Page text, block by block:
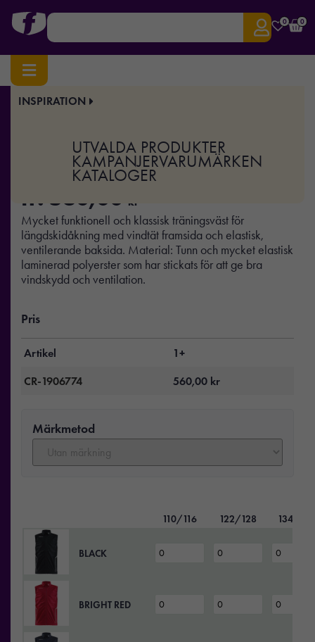
0 0
INSPIRATION
UTVALDA PRODUKTER
KAMPANJERVARUMÄRKEN
KATALOGER
Hem/Sport & Träning / Club Vest Jr
Club Vest Jr
fr. 560,00 kr
Mycket funktionell och klassisk träningsväst för
längdskidåkning med vindtät framsida och elastisk,
ventilerande baksida. Material: Tunn och mycket elastisk
laminerad polyerster som har stickats för att ge bra
vindskydd och ventilation.
Pris
Artikel
1+
CR-1906774
560,00 kr
Märkmetod
110/116 122/128 134/140
BLACK
BRIGHT RED